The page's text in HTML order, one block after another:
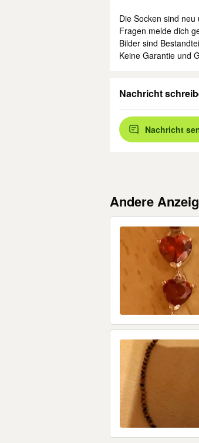
Die Socken sind
Fragen melde dich
Bilder sind
Keine Garantie und
Nachricht
Nachricht
Andere